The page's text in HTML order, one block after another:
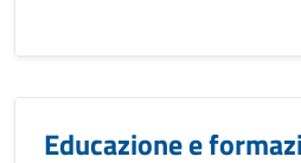
Educazione e